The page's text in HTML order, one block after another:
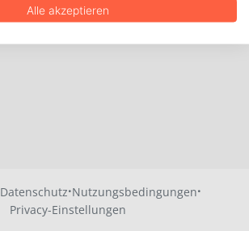
Datenschutz·Nutzungsbedingungen·
Privacy-Einstellungen
Alle akzeptieren